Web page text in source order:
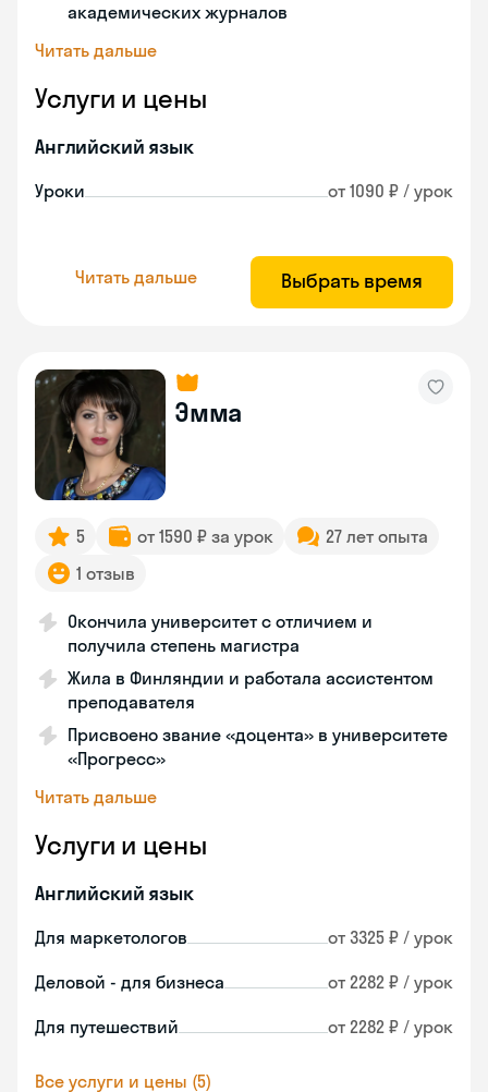
академических журналов
Читать дальше
Услуги и цены
Английский язык
Уроки от 1090 ₽ / урок
Читать дальше Выбрать время
Эмма
5 от 1590 ₽ за урок
27 лет опыта
1 отзыв
Окончила университет с отличием и
получила степень магистра
Жила в Финляндии и работала ассистентом
преподавателя
Присвоено звание «доцента» в университете
«Прогресс»
Читать дальше
Услуги и цены
Английский язык
Для маркетологов от 3325 ₽ / урок
Деловой - для бизнеса от 2282 ₽ / урок
Для путешествий от 2282 ₽ / урок
Все услуги и цены (5)